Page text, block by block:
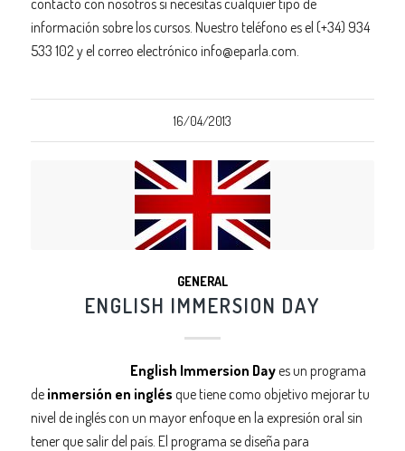
información sobre los cursos. Nuestro teléfono es el (+34) 934
533 102 y el correo electrónico info@eparla.com.
16/04/2013
GENERAL
ENGLISH IMMERSION DAY
English Immersion Dayes un programa
de inmersión en inglés que tiene como objetivo mejorar tu
nivel de inglés con un mayor enfoque en la expresión oral sin
tener que salir del país. El programa se diseña para